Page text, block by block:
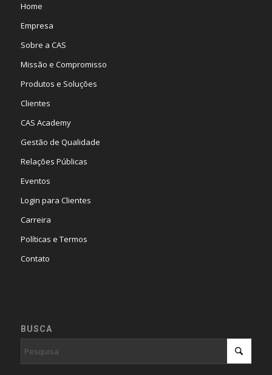
Home
Empresa
Sobre a CAS
Missão e Compromisso
Produtos e Soluções
Clientes
CAS Academy
Gestão de Qualidade
Relações Públicas
Eventos
Login para Clientes
Carreira
Políticas e Termos
Contato
BUSCA